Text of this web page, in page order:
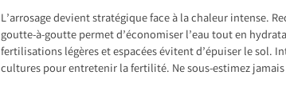
L’arrosage devient stratégique face à la chaleur intense.
goutte-à-goutte permet d’économiser l’eau tout en
fertilisations légères et espacées évitent d’épuiser le sol.
cultures pour entretenir la fertilité. Ne sous-estimez